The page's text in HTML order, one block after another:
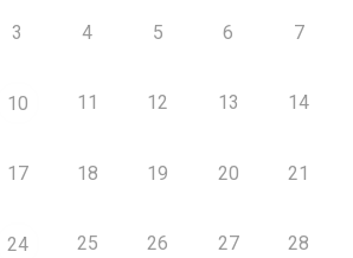
3 4 5 6 7
10 11 12 13 14
17 18 19 20 21
24 25 26 27 28